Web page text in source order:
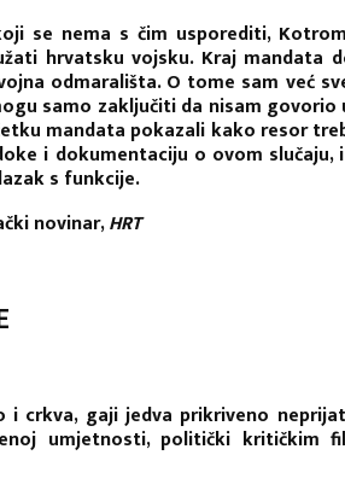
se nema s čim usporediti,
hrvatsku vojsku. Kraj mandata
odmarališta. O tome sam već
samo zaključiti da nisam govorio
mandata pokazali kako resor
i dokumentaciju o ovom
s funkcije.
novinar,HRT
i crkva, gaji jedva prikriveno
umjetnosti, politički kritičkim